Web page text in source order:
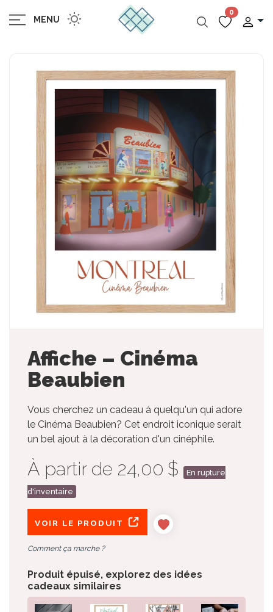
MENU
0
Affiche – Cinéma
Beaubien
Vous cherchez un cadeau à quelqu'un qui adore
le Cinéma Beaubien? Cet endroit iconique serait
un bel ajout à la décoration d'un cinéphile.
À partir de 24,00 $ En rupture
d'inventaire
VOIR LE PRODUIT
Comment ça marche ?
Produit épuisé, explorez des idées
cadeaux similaires